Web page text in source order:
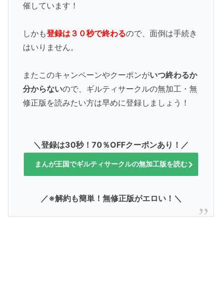
催しています！
しかも登録は３０秒で終わるので、面倒は手続き
はいりません。
またこのキャンペーンやクーポンがいつ終わるか
分からないので、ギルティサークルの無加工・無
修正版を読みたい方は早めに登録しましょう！
＼登録は30秒！70％OFFクーポンあり！／
まんが王国でギルティサークルの無加工版を読む
／※解約も簡単！無修正版がエロい！＼